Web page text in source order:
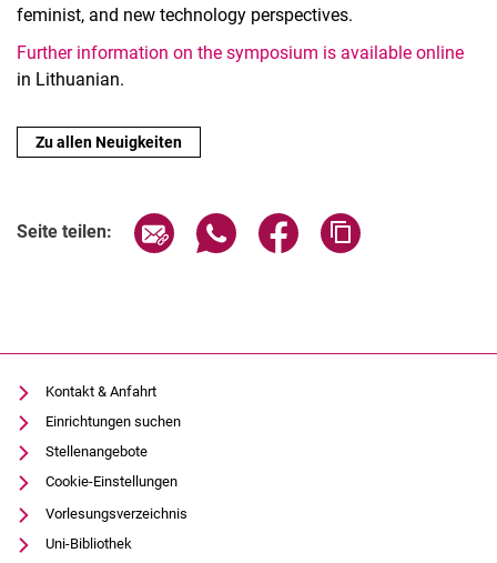
feminist, and new technology perspectives.
Further information on the symposium is available online
in Lithuanian.
Zu allen Neuigkeiten
Seite teilen: Seite über E-Mail teilen
Seite über WhatsApp teilen
Seite über Facebook
Kontakt & Anfahrt
Einrichtungen suchen
Stellenangebote
Cookie-Einstellungen
Vorlesungsverzeichnis
Uni-Bibliothek